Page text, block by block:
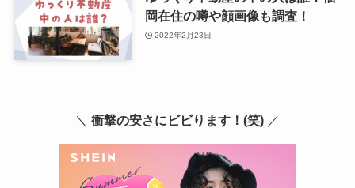
岡在住の噂や顔画像も調査！
2022年2月23日
＼ 衝撃の安さにビビります！(笑) ／